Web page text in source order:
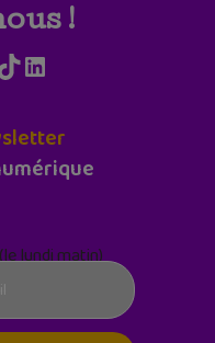
!
LinkedIn
lundi matin)